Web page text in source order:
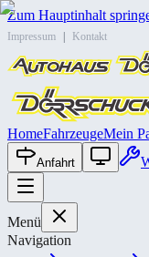
Zum Hauptinhalt
Impressum Kontakt
HomeFahrzeugeMein
Anfahrt
Menü
Navigation